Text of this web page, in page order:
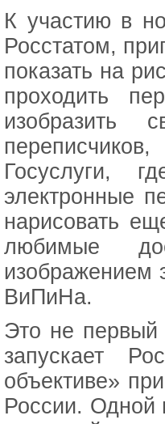
К участию в
Росстатом,
показать на
проходить
Госуслуги,
электронные
нарисовать
любимые
ВиПиНа.
Это не первый
запускает
объективе»
России. Одной